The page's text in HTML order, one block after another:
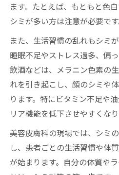
急にシミが増えた時の
急にシミが増えた原
シミが増える時期に
ストレスや睡眠不足
響
ホルモンバランスの
解説
自己流ケアで悪化す
顔のシミ原因を見極める
顔のシミ原因となる
シミができやすい人
ます。たとえば、もともと色
シミが多い方は注意が必要です
また、生活習慣の乱れもシミ
睡眠不足やストレス過多、偏
飲酒などは、メラニン色素の
れを引き起こし、顔のシミや
ります。特にビタミン不足や
リア機能を低下させやすくなり
美容皮膚科の現場では、シミ
し、患者ごとの生活習慣や体
が始まります。自分の体質や